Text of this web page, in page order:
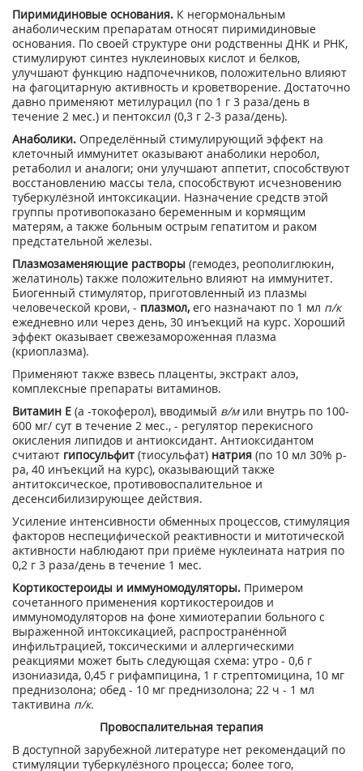
Пиримидиновые основания. К негормональным
анаболическим препаратам относят пиримидиновые
основания. По своей структуре они родственны ДНК и РНК,
стимулируют синтез нуклеиновых кислот и белков,
улучшают функцию надпочечников, положительно влияют
на фагоцитарную активность и кроветворение. Достаточно
давно применяют метилурацил (по 1 г 3 раза/день в
течение 2 мес.) и пентоксил (0,3 г 2-3 раза/день).
Анаболики. Определённый стимулирующий эффект на
клеточный иммунитет оказывают анаболики неробол,
ретаболил и аналоги; они улучшают аппетит, способствуют
восстановлению массы тела, способствуют исчезновению
туберкулёзной интоксикации. Назначение средств этой
группы противопоказано беременным и кормящим
матерям, а также больным острым гепатитом и раком
предстательной железы.
Плазмозаменяющие растворы (гемодез, реополиглюкин,
желатиноль) также положительно влияют на иммунитет.
Биогенный стимулятор, приготовленный из плазмы
человеческой крови, - плазмол, его назначают по 1 мл п/к
ежедневно или через день, 30 инъекций на курс. Хороший
эффект оказывает свежезамороженная плазма
(криоплазма).
Применяют также взвесь плаценты, экстракт алоэ,
комплексные препараты витаминов.
Витамин Е (a -токоферол), вводимый в/мили внутрь по 100-
600 мг/ сут в течение 2 мес., - регулятор перекисного
окисления липидов и антиоксидант. Антиоксидантом
считают гипосульфит (тиосульфат) натрия (по 10 мл 30% р-
ра, 40 инъекций на курс), оказывающий также
антитоксическое, противовоспалительное и
десенсибилизирующее действия.
Усиление интенсивности обменных процессов, стимуляция
факторов неспецифической реактивности и митотической
активности наблюдают при приёме нуклеината натрия по
0,2 г 3 раза/день в течение 1 мес.
Кортикостероиды и иммуномодуляторы. Примером
сочетанного применения кортикостероидов и
иммуномодуляторов на фоне химиотерапии больного с
выраженной интоксикацией, распространённой
инфильтрацией, токсическими и аллергическими
реакциями может быть следующая схема: утро - 0,6 г
изониазида, 0,45 г рифампицина, 1 г стрептомицина, 10 мг
преднизолона; обед - 10 мг преднизолона; 22 ч - 1 мл
тактивина п/к.
Провоспалительная терапия
В доступной зарубежной литературе нет рекомендаций по
стимуляции туберкулёзного процесса; более того,